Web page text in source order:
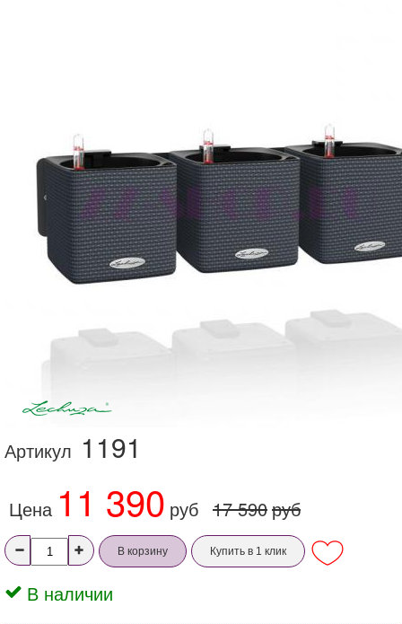
Артикул 1191
Цена 11 390 руб 17 590руб
В корзину Купить в 1 клик
В наличии